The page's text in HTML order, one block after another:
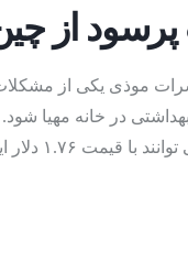
موذی یکی از
در خانه مهیا شود.
شهری به حساب می آید؛